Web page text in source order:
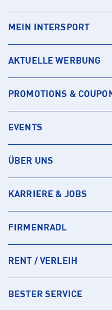
MEIN INTERSPORT
AKTUELLE WERBUNG
PROMOTIONS &
EVENTS
ÜBER UNS
KARRIERE & JOBS
FIRMENRADL
RENT / VERLEIH
BESTER SERVICE